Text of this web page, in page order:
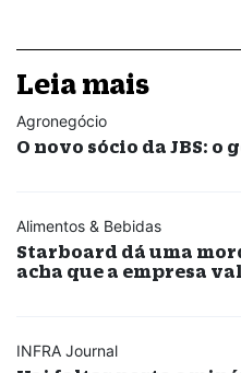
Leia mais
Agronegócio
O novo sócio da JBS:
Alimentos & Bebidas
Starboard dá uma
acha que a empresa
INFRA Journal